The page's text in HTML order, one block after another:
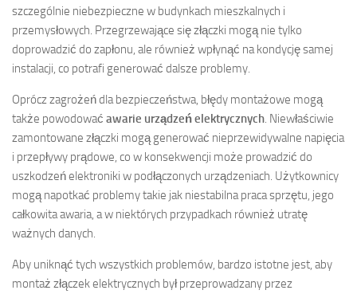
szczególnie niebezpieczne w budynkach mieszkalnych i
przemysłowych. Przegrzewające się złączki mogą nie tylko
doprowadzić do zapłonu, ale również wpłynąć na kondycję samej
instalacji, co potrafi generować dalsze problemy.
Oprócz zagrożeń dla bezpieczeństwa, błędy montażowe mogą
także powodować awarie urządzeń elektrycznych . Niewłaściwie
zamontowane złączki mogą generować nieprzewidywalne napięcia
i przepływy prądowe, co w konsekwencji może prowadzić do
uszkodzeń elektroniki w podłączonych urządzeniach. Użytkownicy
mogą napotkać problemy takie jak niestabilna praca sprzętu, jego
całkowita awaria, a w niektórych przypadkach również utratę
ważnych danych.
Aby uniknąć tych wszystkich problemów, bardzo istotne jest, aby
montaż złączek elektrycznych był przeprowadzany przez